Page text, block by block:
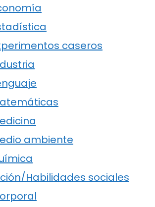
caseros
ambiente
Habilidades sociales